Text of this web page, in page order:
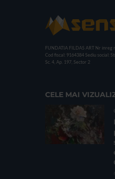
FUNDATIA FILDAS ART Nr inreg
Cod fiscal: 9164384 Sediu social:
Sc. 4, Ap. 197, Sector 2
CELE MAI